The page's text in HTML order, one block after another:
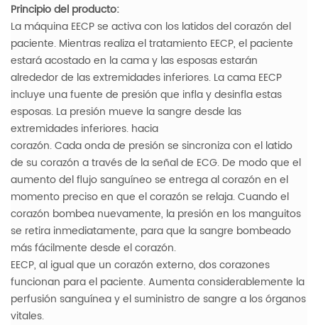
Principio del producto:
La máquina EECP se activa con los latidos del corazón del
paciente. Mientras realiza el tratamiento EECP, el paciente
estará acostado en la cama y las esposas estarán
alrededor de las extremidades inferiores. La cama EECP
incluye una fuente de presión que infla y desinfla estas
esposas. La presión mueve la sangre desde las
extremidades inferiores. hacia
corazón. Cada onda de presión se sincroniza con el latido
de su corazón a través de la señal de ECG. De modo que el
aumento del flujo sanguíneo se entrega al corazón en el
momento preciso en que el corazón se relaja. Cuando el
corazón bombea nuevamente, la presión en los manguitos
se retira inmediatamente, para que la sangre bombeado
más fácilmente desde el corazón.
EECP, al igual que un corazón externo, dos corazones
funcionan para el paciente. Aumenta considerablemente la
perfusión sanguínea y el suministro de sangre a los órganos
vitales.